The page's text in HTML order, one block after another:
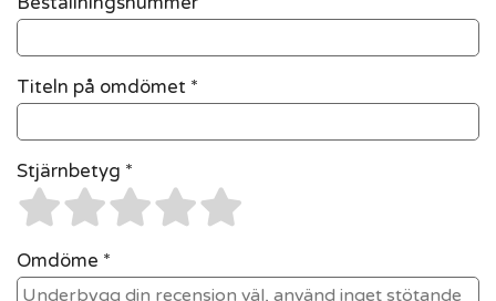
Titeln på omdömet *
Stjärnbetyg *
Omdöme *